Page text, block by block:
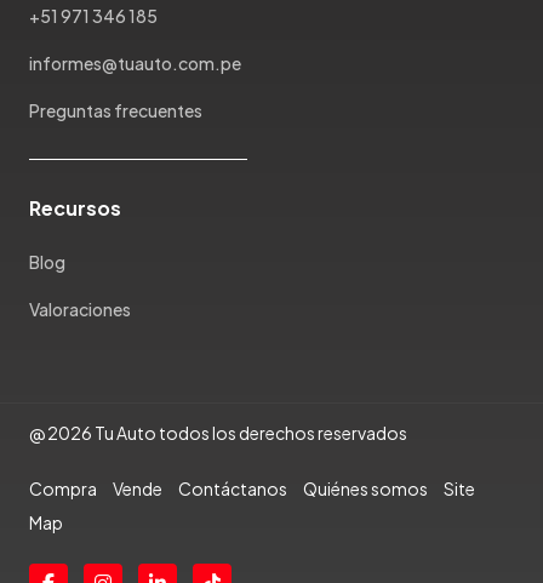
+51 971 346 185
informes@tuauto.com.pe
Preguntas frecuentes
Recursos
Blog
Valoraciones
@ 2026 Tu Auto todos los derechos reservados
Compra Vende Contáctanos Quiénes somos
Site
Map